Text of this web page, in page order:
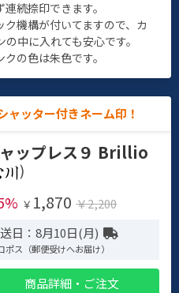
連続捺印できます。
ク機構が付いてますので、カ
の中に入れても安心です。
クの色は朱色です。
ャッター付きネーム印！
ップレス９ Brillio
)
￥ 1,870 ￥2,200
日：8月10日(月)
ポス（郵便受けへお届け）
商品詳細・ご注文